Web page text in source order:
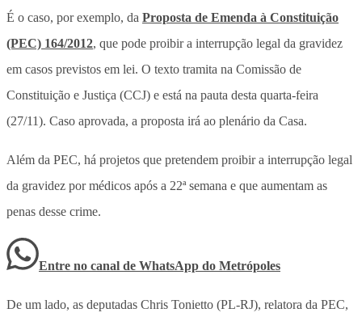
É o caso, por exemplo, da Proposta de Emenda à Constituição
(PEC) 164/2012, que pode proibir a interrupção legal da gravidez
em casos previstos em lei. O texto tramita na Comissão de
Constituição e Justiça (CCJ) e está na pauta desta quarta-feira
(27/11). Caso aprovada, a proposta irá ao plenário da Casa.
Além da PEC, há projetos que pretendem proibir a interrupção legal
da gravidez por médicos após a 22ª semana e que aumentam as
penas desse crime.
Entre no canal de WhatsApp do Metrópoles
De um lado, as deputadas Chris Tonietto (PL-RJ), relatora da PEC,